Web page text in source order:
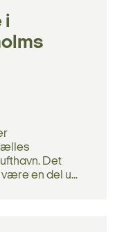
i
Det
en del u...